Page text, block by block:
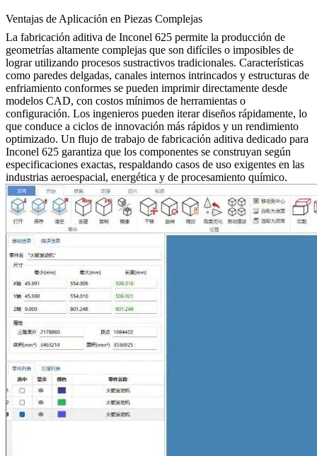
Ventajas de Aplicación en Piezas Complejas
La fabricación aditiva de Inconel 625 permite la producción de
geometrías altamente complejas que son difíciles o imposibles de
lograr utilizando procesos sustractivos tradicionales. Características
como paredes delgadas, canales internos intrincados y estructuras de
enfriamiento conformes se pueden imprimir directamente desde
modelos CAD, con costos mínimos de herramientas o
configuración. Los ingenieros pueden iterar diseños rápidamente, lo
que conduce a ciclos de innovación más rápidos y un rendimiento
optimizado. Un flujo de trabajo de fabricación aditiva dedicado para
Inconel 625 garantiza que los componentes se construyan según
especificaciones exactas, respaldando casos de uso exigentes en las
industrias aeroespacial, energética y de procesamiento químico.